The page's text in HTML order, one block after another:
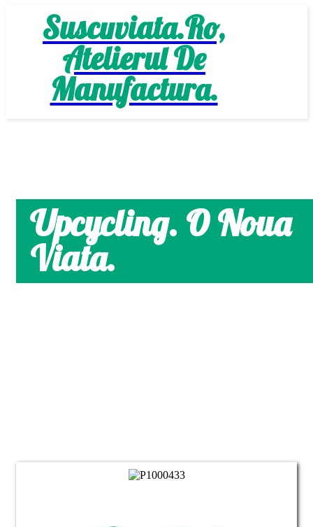
Suscuviata.ro,
Atelierul De
Manufactura.
Upcycling. O Noua
Viata.